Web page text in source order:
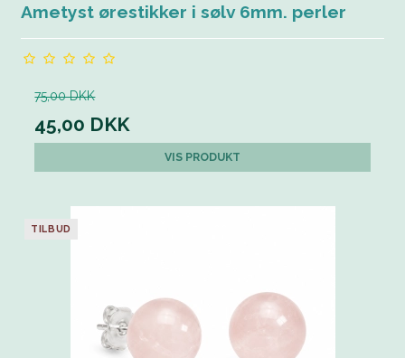
Ametyst ørestikker i sølv 6mm. perler
75,00 DKK
45,00 DKK
VIS PRODUKT
TILBUD